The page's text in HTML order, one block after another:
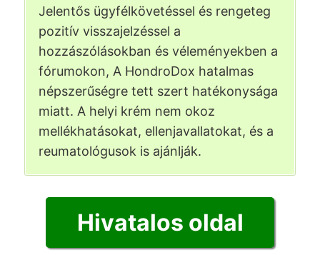
Jelentős ügyfélkövetéssel és rengeteg
pozitív visszajelzéssel a
hozzászólásokban és véleményekben a
fórumokon, A HondroDox hatalmas
népszerűségre tett szert hatékonysága
miatt. A helyi krém nem okoz
mellékhatásokat, ellenjavallatokat, és a
reumatológusok is ajánlják.
Hivatalos oldal